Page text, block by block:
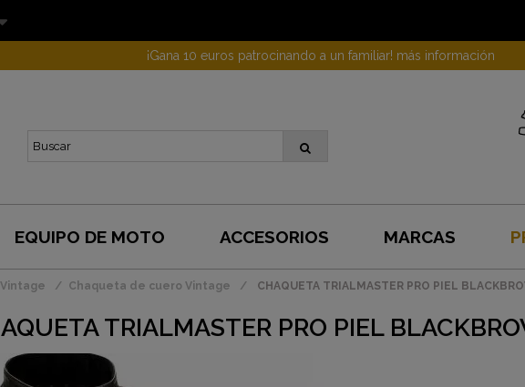
¡Gana 10 euros patrocinando a un familiar! más información
EQUIPO DE MOTO ACCESORIOS MARCAS
Chaqueta de cuero Vintage CHAQUETA TRIALMASTER PRO PIEL
TRIALMASTER PRO PIEL